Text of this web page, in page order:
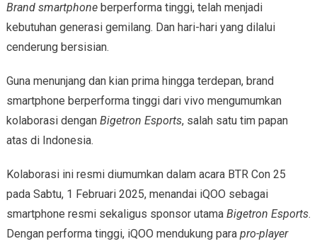
Brand smartphoneberperforma tinggi, telah menjadi
kebutuhan generasi gemilang. Dan hari-hari yang dilalui
cenderung bersisian.
Guna menunjang dan kian prima hingga terdepan, brand
smartphone berperforma tinggi dari vivo mengumumkan
kolaborasi dengan Bigetron Esports, salah satu tim papan
atas di Indonesia.
Kolaborasi ini resmi diumumkan dalam acara BTR Con 25
pada Sabtu, 1 Februari 2025, menandai iQOO sebagai
smartphone resmi sekaligus sponsor utamaBigetron Esports.
Dengan performa tinggi, iQOO mendukung para pro-player